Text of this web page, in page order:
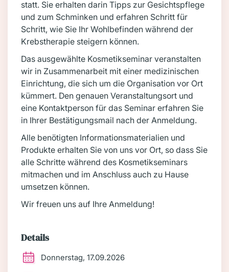
statt. Sie erhalten darin Tipps zur Gesichtspflege
und zum Schminken und erfahren Schritt für
Schritt, wie Sie Ihr Wohlbefinden während der
Krebstherapie steigern können.
Das ausgewählte Kosmetikseminar veranstalten
wir in Zusammenarbeit mit einer medizinischen
Einrichtung, die sich um die Organisation vor Ort
kümmert. Den genauen Veranstaltungsort und
eine Kontaktperson für das Seminar erfahren Sie
in Ihrer Bestätigungsmail nach der Anmeldung.
Alle benötigten Informationsmaterialien und
Produkte erhalten Sie von uns vor Ort, so dass Sie
alle Schritte während des Kosmetikseminars
mitmachen und im Anschluss auch zu Hause
umsetzen können.
Wir freuen uns auf Ihre Anmeldung!
Details
Donnerstag, 17.09.2026